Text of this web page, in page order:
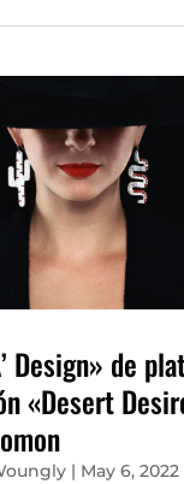
Design» de
«Desert
| May 6, 2022